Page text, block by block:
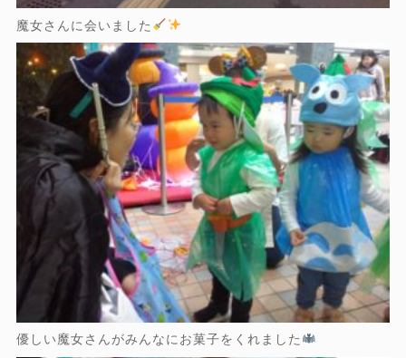
魔女さんに会いました
優しい魔女さんがみんなにお菓子をくれました